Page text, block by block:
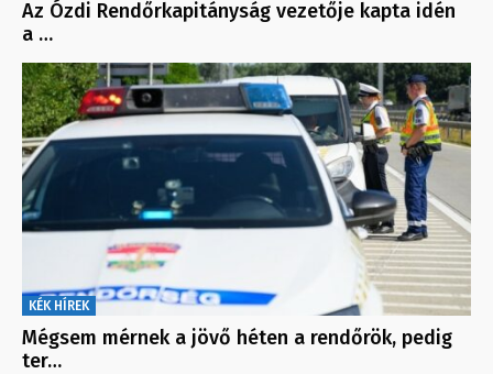
Az Ózdi Rendőrkapitányság vezetője kapta idén
a …
KÉK HÍREK
Mégsem mérnek a jövő héten a rendőrök, pedig
ter…